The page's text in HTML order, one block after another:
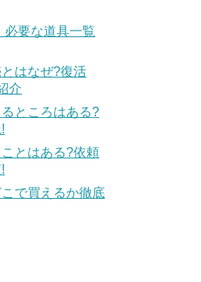
必要な道具一覧
はなぜ?復活
介
ところはある?
とはある?依頼
で買えるか徹底